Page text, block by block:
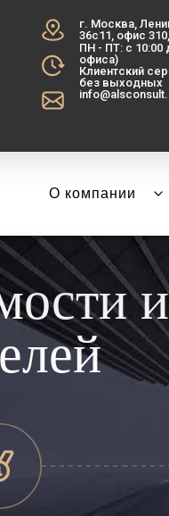
г. Москва,
36с11, офис
ПН - ПТ: с 10:00
офиса)
Клиентский
без выходных
О компании